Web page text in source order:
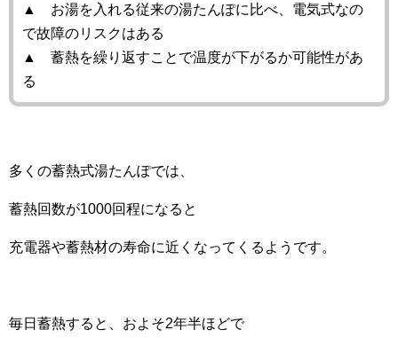
▲ お湯を入れる従来の湯たんぽに比べ、電気式なの
で故障のリスクはある
▲ 蓄熱を繰り返すことで温度が下がるか可能性があ
る
多くの蓄熱式湯たんぽでは、
蓄熱回数が1000回程になると
充電器や蓄熱材の寿命に近くなってくるようです。
毎日蓄熱すると、およそ2年半ほどで